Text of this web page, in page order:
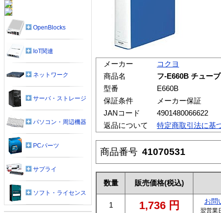
メーカー
コクヨ
商品名
フ-E660B チュー
型番
E660B
保証条件
メーカー保証
JANコード
4901480066622
返品について
特定商取引法に基
商品番号 41070531
数量 販売価格(税込)
1 1,736 円 お問
翌営業
OpenBlocks
IoT関連
ネットワーク
サーバ・ストレージ
パソコン・周辺機器
PCパーツ
サプライ
ソフト・ライセンス